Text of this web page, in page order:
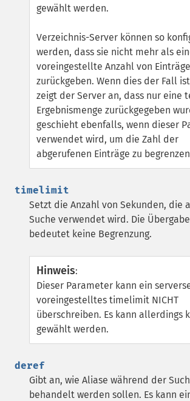
gewählt werden.
Verzeichnis-Server können so
werden, dass sie nicht mehr als
voreingestellte Anzahl von
zurückgeben. Wenn dies der Fall
zeigt der Server an, dass nur eine
Ergebnismenge zurückgegeben
geschieht ebenfalls, wenn dieser
verwendet wird, um die Zahl der
abgerufenen Einträge zu
timelimit
Setzt die Anzahl von Sekunden, die
Suche verwendet wird. Die
bedeutet keine Begrenzung.
Hinweis:
Dieser Parameter kann ein
voreingestelltes timelimit NICHT
überschreiben. Es kann allerdings
gewählt werden.
deref
Gibt an, wie Aliase während der
behandelt werden sollen. Es kann